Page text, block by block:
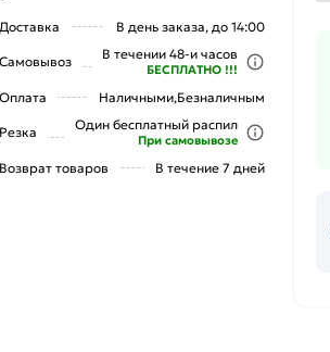
Доставка В день заказа, до 14:00
Самовывоз В течении 48-и часов
БЕСПЛАТНО !!!
Оплата Наличными,Безналичным
Резка Один бесплатный распил
При самовывозе
Возврат товаров В течение 7 дней